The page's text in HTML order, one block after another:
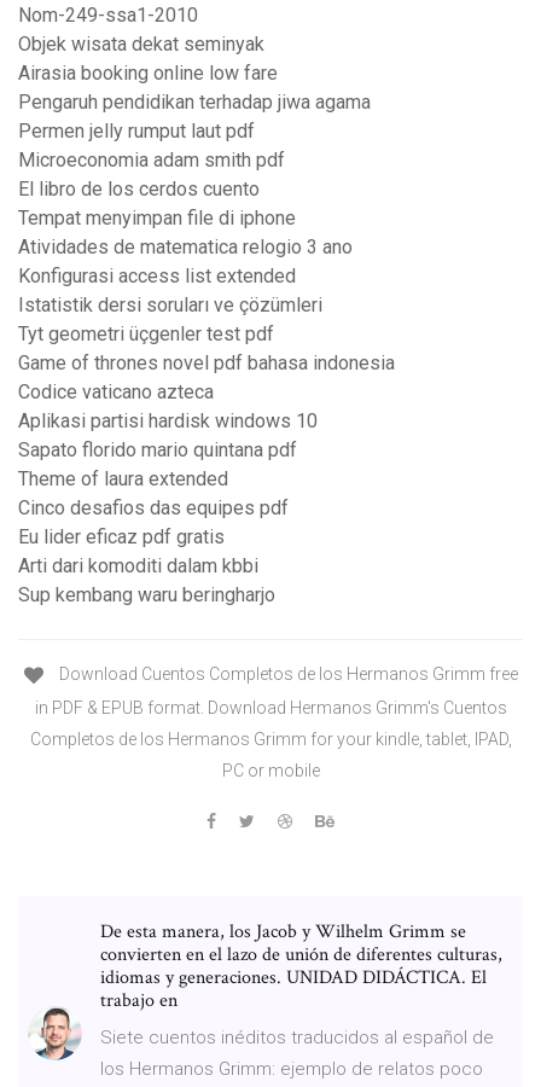
Nom-249-ssa1-2010
Objek wisata dekat seminyak
Airasia booking online low fare
Pengaruh pendidikan terhadap jiwa agama
Permen jelly rumput laut pdf
Microeconomia adam smith pdf
El libro de los cerdos cuento
Tempat menyimpan file di iphone
Atividades de matematica relogio 3 ano
Konfigurasi access list extended
Istatistik dersi soruları ve çözümleri
Tyt geometri üçgenler test pdf
Game of thrones novel pdf bahasa indonesia
Codice vaticano azteca
Aplikasi partisi hardisk windows 10
Sapato florido mario quintana pdf
Theme of laura extended
Cinco desafios das equipes pdf
Eu lider eficaz pdf gratis
Arti dari komoditi dalam kbbi
Sup kembang waru beringharjo
Download Cuentos Completos de los Hermanos Grimm free
in PDF & EPUB format. Download Hermanos Grimm's Cuentos
Completos de los Hermanos Grimm for your kindle, tablet, IPAD,
PC or mobile
De esta manera, los Jacob y Wilhelm Grimm se
convierten en el lazo de unión de diferentes culturas,
idiomas y generaciones. UNIDAD DIDÁCTICA. El
trabajo en
Siete cuentos inéditos traducidos al español de
los Hermanos Grimm: ejemplo de relatos poco